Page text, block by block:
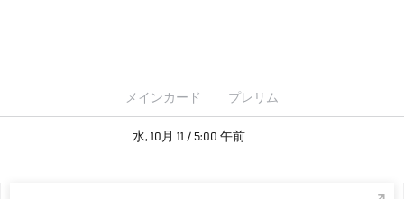
メインカード プレリム
水, 10月 11 / 5:00 午前